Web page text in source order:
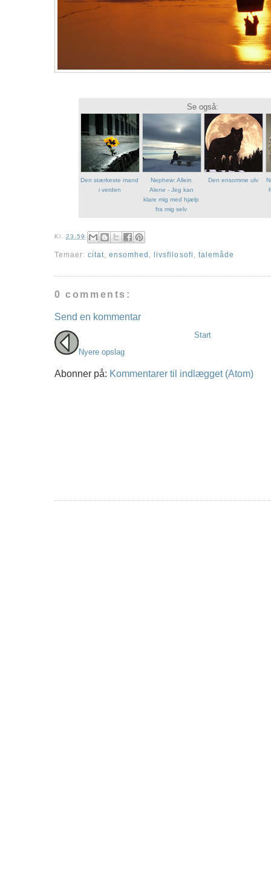
Se også:
Den stærkeste mand
i verden
Nephew: Allein
Alene - Jeg kan
klare mig med hjælp
fra mig selv
Den ensomme ulv
Kl.23.59
Temaer:citat,ensomhed , livsfilosofi , talemåde
0 comments:
Send en kommentar
Nyere opslag
Start
Abonner på: Kommentarer til indlægget (Atom)